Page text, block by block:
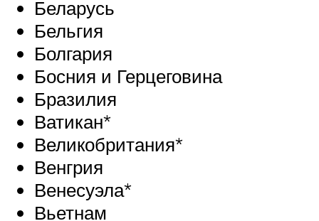
Беларусь
Бельгия
Болгария
Босния и Герцеговина
Бразилия
Ватикан*
Великобритания*
Венгрия
Венесуэла*
Вьетнам